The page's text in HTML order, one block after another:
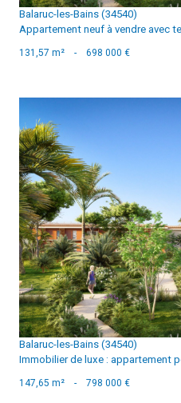
Balaruc-les-Bains (34540)
Appartement neuf à vendre avec
131,57 m² - 698 000 €
voir
Balaruc-les-Bains (34540)
Immobilier de luxe : appartement
147,65 m² - 798 000 €